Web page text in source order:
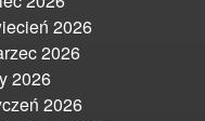
2026
2026
2026
2026